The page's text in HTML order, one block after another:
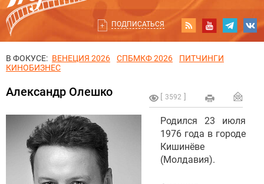
ПОДПИСАТЬСЯ
В ФОКУСЕ: ВЕНЕЦИЯ 2026 СПБМКФ 2026
ПИТЧИНГИ
КИНОБИЗНЕС
3592
Александр Олешко
Родился 23 июля
1976 года в городе
Кишинёве
(Молдавия).